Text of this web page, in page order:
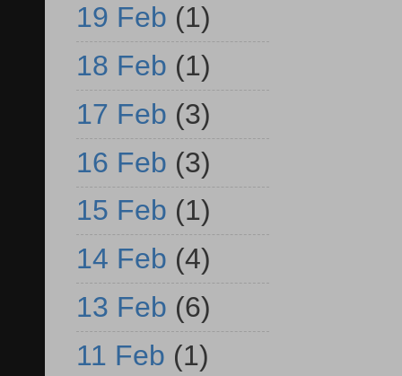
19 Feb (1)
18 Feb (1)
17 Feb (3)
16 Feb (3)
15 Feb (1)
14 Feb (4)
13 Feb (6)
11 Feb (1)